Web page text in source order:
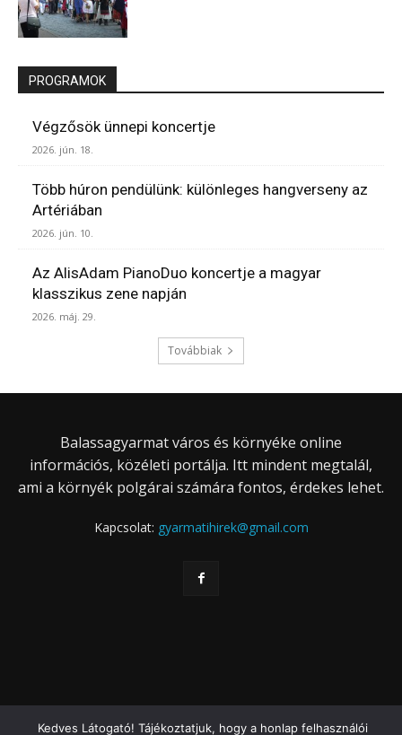
PROGRAMOK
Végzősök ünnepi koncertje
2026. jún. 18.
Több húron pendülünk: különleges hangverseny az
Artériában
2026. jún. 10.
Az AlisAdam PianoDuo koncertje a magyar
klasszikus zene napján
2026. máj. 29.
Továbbiak
Balassagyarmat város és környéke online
információs, közéleti portálja. Itt mindent megtalál,
ami a környék polgárai számára fontos, érdekes lehet.
Kapcsolat: gyarmatihirek@gmail.com
Kedves Látogató! Tájékoztatjuk, hogy a honlap felhasználói